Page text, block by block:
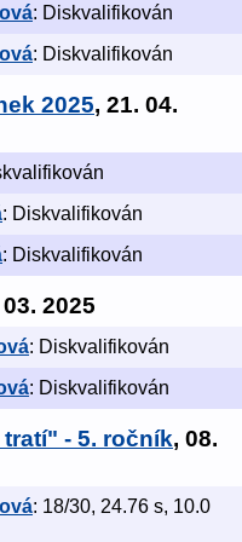
: Diskvalifikován
: Diskvalifikován
2025, 21. 04.
: Diskvalifikován
: Diskvalifikován
2025
: Diskvalifikován
: Diskvalifikován
- 5. ročník, 08.
: 18/30, 24.76 s, 10.0